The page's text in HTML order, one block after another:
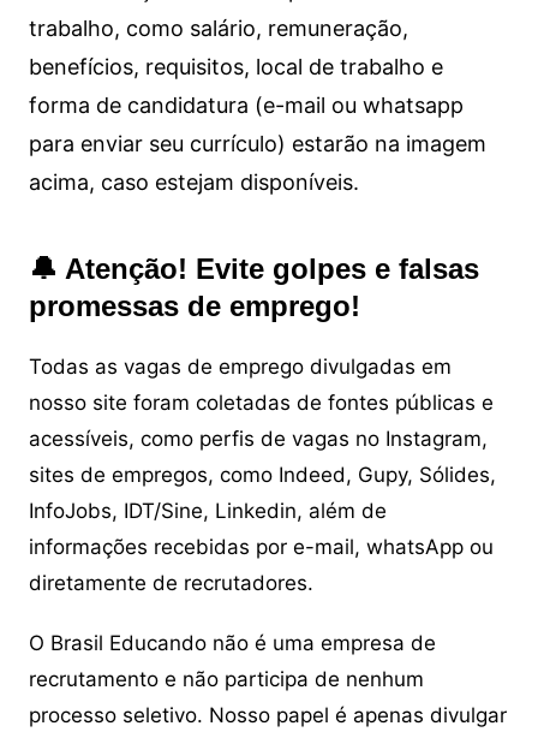
trabalho, como salário, remuneração,
benefícios, requisitos, local de trabalho e
forma de candidatura (e-mail ou whatsapp
para enviar seu currículo) estarão na imagem
acima, caso estejam disponíveis.
🔔 Atenção! Evite golpes e falsas
promessas de emprego!
Todas as vagas de emprego divulgadas em
nosso site foram coletadas de fontes públicas e
acessíveis, como perfis de vagas no Instagram,
sites de empregos, como Indeed, Gupy, Sólides,
InfoJobs, IDT/Sine, Linkedin, além de
informações recebidas por e-mail, whatsApp ou
diretamente de recrutadores.
O Brasil Educando não é uma empresa de
recrutamento e não participa de nenhum
processo seletivo. Nosso papel é apenas divulgar